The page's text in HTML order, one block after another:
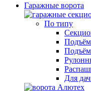
Гаражные ворота
По типу
Для